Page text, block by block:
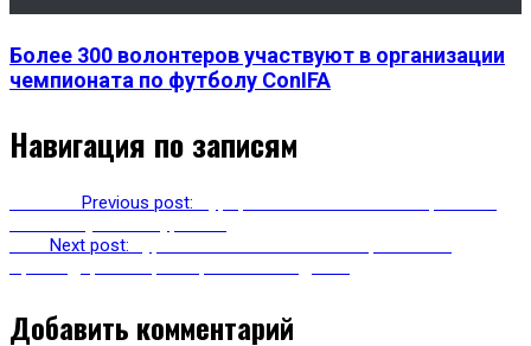
Более 300 волонтеров участвуют в организации
чемпионата по футболу ConIFA
Навигация по записям
Previous post:
Next post:
Добавить комментарий